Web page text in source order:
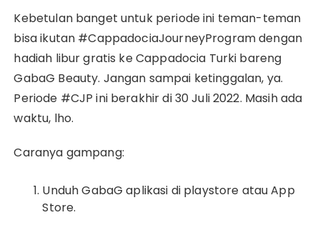
Kebetulan banget untuk periode ini teman-teman
bisa ikutan #CappadociaJourneyProgram dengan
hadiah libur gratis ke Cappadocia Turki bareng
GabaG Beauty. Jangan sampai ketinggalan, ya.
Periode #CJP ini berakhir di 30 Juli 2022. Masih ada
waktu, lho.
Caranya gampang:
Unduh GabaG aplikasi di playstore atau App
Store.